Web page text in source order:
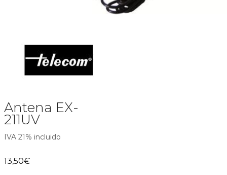
Antena EX-
211UV
IVA 21% incluido
13,50€